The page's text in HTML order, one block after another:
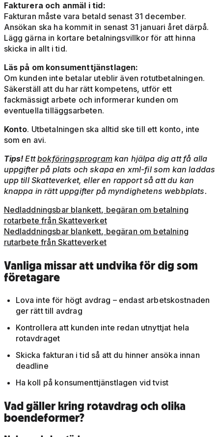
Fakturera och anmäl i tid:
Fakturan måste vara betald senast 31 december.
Ansökan ska ha kommit in senast 31 januari året därpå.
Lägg gärna in kortare betalningsvillkor för att hinna
skicka in allt i tid.
Läs på om konsumenttjänstlagen:
Om kunden inte betalar uteblir även rotutbetalningen.
Säkerställ att du har rätt kompetens, utför ett
fackmässigt arbete och informerar kunden om
eventuella tilläggsarbeten.
Konto. Utbetalningen ska alltid ske till ett konto, inte
som en avi.
Tips!Ettbokföringsprogramkan hjälpa dig att få alla
uppgifter på plats och skapa en xml-fil som kan laddas
upp till Skatteverket, eller en rapport så att du kan
knappa in rätt uppgifter på myndighetens webbplats.
Nedladdningsbar blankett, begäran om betalning
rotarbete från Skatteverket
Nedladdningsbar blankett, begäran om betalning
rutarbete från Skatteverket
Vanliga missar att undvika för dig som
företagare
Lova inte för högt avdrag – endast arbetskostnaden
ger rätt till avdrag
Kontrollera att kunden inte redan utnyttjat hela
rotavdraget
Skicka fakturan i tid så att du hinner ansöka innan
deadline
Ha koll på konsumenttjänstlagen vid tvist
Vad gäller kring rotavdrag och olika
boendeformer?